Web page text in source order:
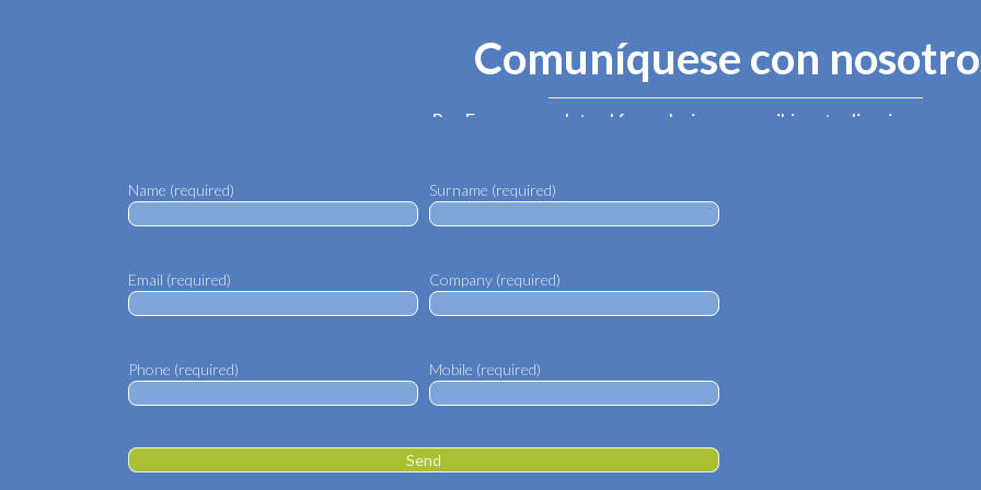
Comuníquese con
Por Favor, complete el formulario para recibir actualizaciones y
Name (required) Surname (required)
Email (required) Company (required)
Phone (required) Mobile (required)